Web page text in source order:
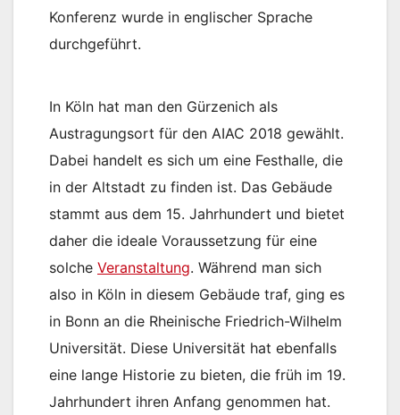
Konferenz wurde in englischer Sprache
durchgeführt.
In Köln hat man den Gürzenich als
Austragungsort für den AIAC 2018 gewählt.
Dabei handelt es sich um eine Festhalle, die
in der Altstadt zu finden ist. Das Gebäude
stammt aus dem 15. Jahrhundert und bietet
daher die ideale Voraussetzung für eine
solche Veranstaltung. Während man sich
also in Köln in diesem Gebäude traf, ging es
in Bonn an die Rheinische Friedrich-Wilhelm
Universität. Diese Universität hat ebenfalls
eine lange Historie zu bieten, die früh im 19.
Jahrhundert ihren Anfang genommen hat.